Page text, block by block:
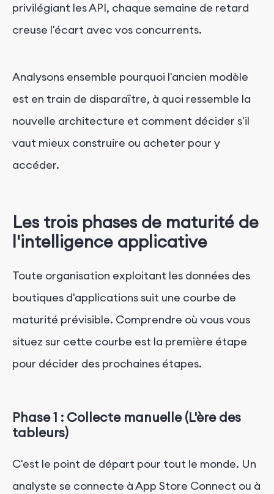
privilégiant les API, chaque semaine de retard
creuse l'écart avec vos concurrents.
Analysons ensemble pourquoi l'ancien modèle
est en train de disparaître, à quoi ressemble la
nouvelle architecture et comment décider s'il
vaut mieux construire ou acheter pour y
accéder.
Les trois phases de maturité de
l'intelligence applicative
Toute organisation exploitant les données des
boutiques d'applications suit une courbe de
maturité prévisible. Comprendre où vous vous
situez sur cette courbe est la première étape
pour décider des prochaines étapes.
Phase 1 : Collecte manuelle (L'ère des
tableurs)
C'est le point de départ pour tout le monde. Un
analyste se connecte à App Store Connect ou à